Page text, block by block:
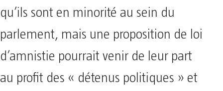
qu’ils sont en minorité au sein du
parlement, mais une proposition de loi
d’amnistie pourrait venir de leur part
au profit des « détenus politiques » et